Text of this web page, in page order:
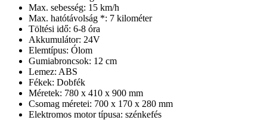
Max. sebesség: 15 km/h
Max. hatótávolság *: 7 kilométer
Töltési idő: 6-8 óra
Akkumulátor: 24V
Elemtípus: Ólom
Gumiabroncsok: 12 cm
Lemez: ABS
Fékek: Dobfék
Méretek: 780 x 410 x 900 mm
Csomag méretei: 700 x 170 x 280 mm
Elektromos motor típusa: szénkefés